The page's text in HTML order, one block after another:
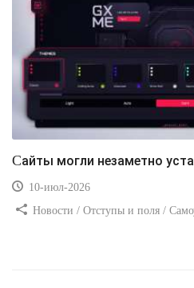
Сайты могли незаметно
10-июл-2026
Новости / Отступы и поля /